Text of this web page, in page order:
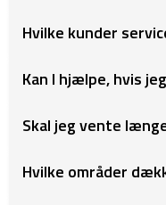
Hvilke kunder
Kan I hjælpe, hvis
Skal jeg vente
Hvilke områder